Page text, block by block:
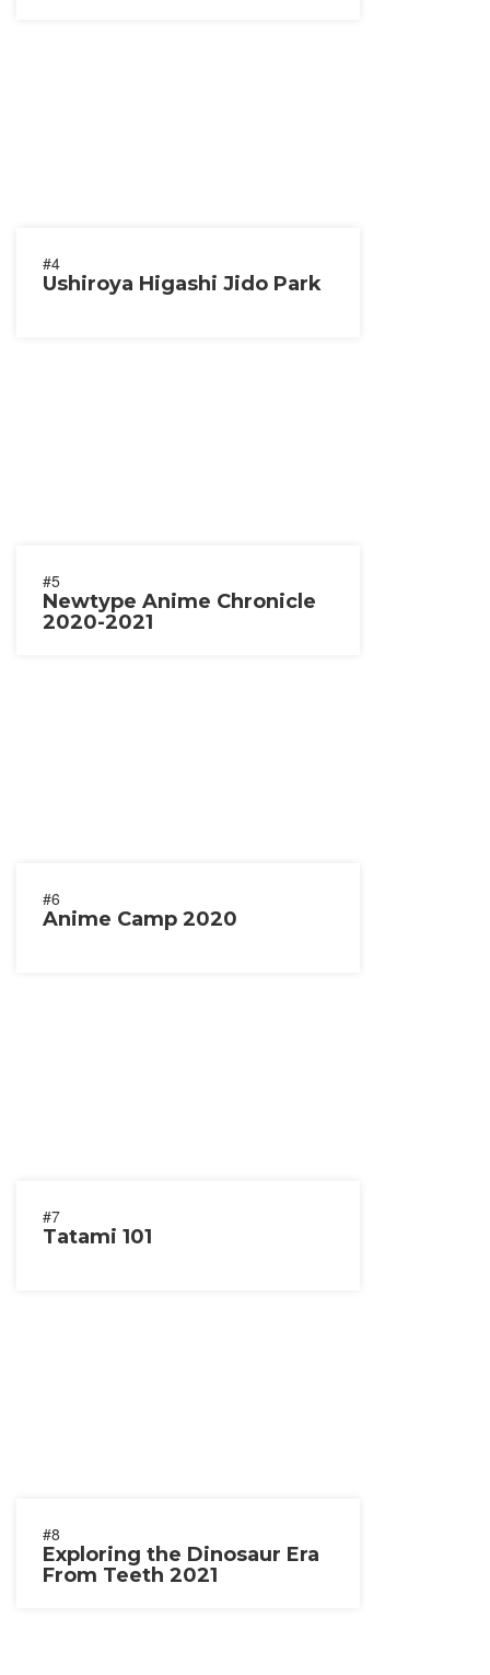
#4
Ushiroya Higashi Jido Park
#5
Newtype Anime Chronicle
2020-2021
#6
Anime Camp 2020
#7
Tatami 101
#8
Exploring the Dinosaur Era
From Teeth 2021